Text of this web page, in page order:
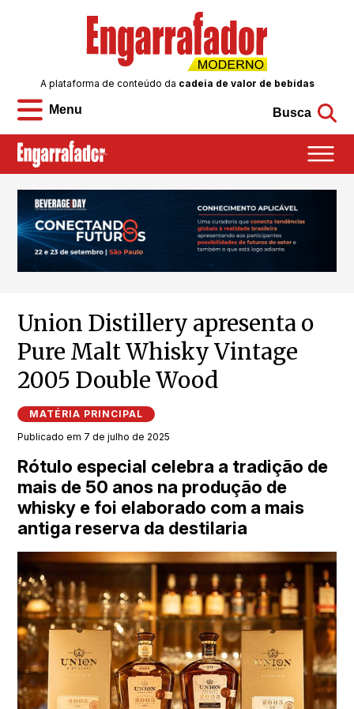
Menu
A plataforma de conteúdo da cadeia de valor de bebidas
Busca
Union Distillery apresenta o
Pure Malt Whisky Vintage
2005 Double Wood
MATÉRIA PRINCIPAL
Publicado em 7 de julho de 2025
Rótulo especial celebra a tradição de
mais de 50 anos na produção de
whisky e foi elaborado com a mais
antiga reserva da destilaria